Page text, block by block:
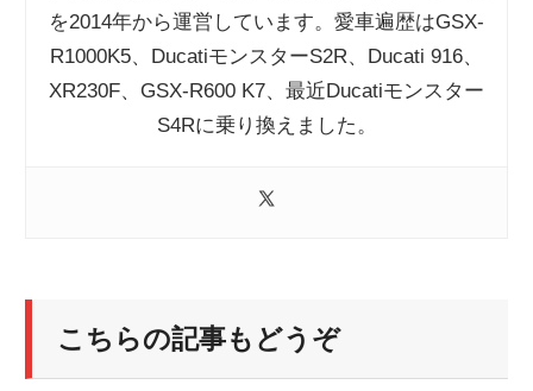
を2014年から運営しています。愛車遍歴はGSX-
R1000K5、DucatiモンスターS2R、Ducati 916、
XR230F、GSX-R600 K7、最近Ducatiモンスター
S4Rに乗り換えました。
こちらの記事もどうぞ